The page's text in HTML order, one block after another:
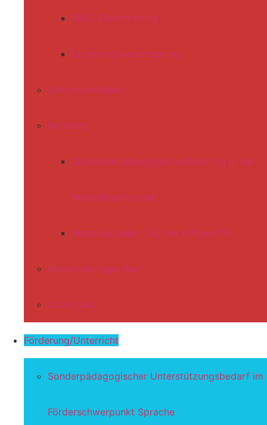
ReEL-Elterntraining
Erziehungsvereinbarung
Schulsozialarbeit
Beratung
Sprachheilpädagogische Beratung in der
Regenbogenschule
Beratungstage- Tag der offenen Tür
Kooperationspartner
Download
Förderung/Unterricht
Sonderpädagogischer Unterstützungsbedarf im
Förderschwerpunkt Sprache